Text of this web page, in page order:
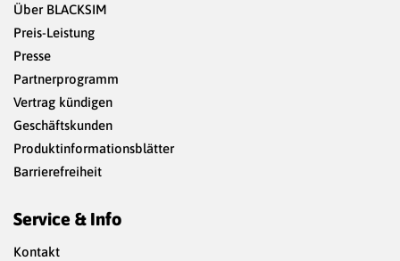
Über BLACKSIM
Preis-Leistung
Presse
Partnerprogramm
Vertrag kündigen
Geschäftskunden
Produktinformationsblätter
Barrierefreiheit
Service & Info
Kontakt